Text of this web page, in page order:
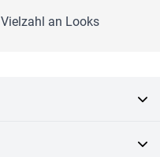
an Looks